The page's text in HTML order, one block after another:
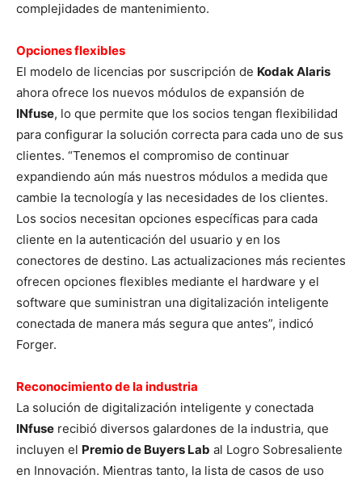
complejidades de mantenimiento.
Opciones flexibles
El modelo de licencias por suscripción de Kodak Alaris
ahora ofrece los nuevos módulos de expansión de
INfuse, lo que permite que los socios tengan flexibilidad
para configurar la solución correcta para cada uno de sus
clientes. “Tenemos el compromiso de continuar
expandiendo aún más nuestros módulos a medida que
cambie la tecnología y las necesidades de los clientes.
Los socios necesitan opciones específicas para cada
cliente en la autenticación del usuario y en los
conectores de destino. Las actualizaciones más recientes
ofrecen opciones flexibles mediante el hardware y el
software que suministran una digitalización inteligente
conectada de manera más segura que antes”, indicó
Forger.
Reconocimiento de la industria
La solución de digitalización inteligente y conectada
INfuse recibió diversos galardones de la industria, que
incluyen el Premio de Buyers Lab al Logro Sobresaliente
en Innovación. Mientras tanto, la lista de casos de uso